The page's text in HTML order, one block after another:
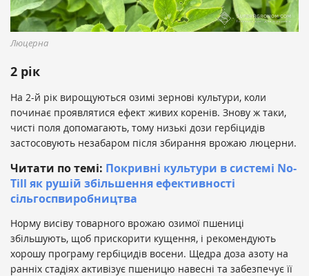
Люцерна
2 рік
На 2-й рік вирощуються озимі зернові культури, коли
починає проявлятися ефект живих коренів. Знову ж таки,
чисті поля допомагають, тому низькі дози гербіцидів
застосовують незабаром після збирання врожаю люцерни.
Читати по темі: Покривні культури в системі No-
Till як рушій збільшення ефективності
сільгоспвиробництва
Норму висіву товарного врожаю озимої пшениці
збільшують, щоб прискорити кущення, і рекомендують
хорошу програму гербіцидів восени. Щедра доза азоту на
ранніх стадіях активізує пшеницю навесні та забезпечує її